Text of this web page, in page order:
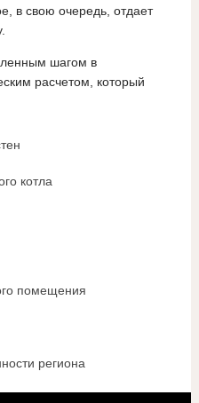
в свою очередь, отдает
шагом в
расчетом, который
котла
помещения
региона